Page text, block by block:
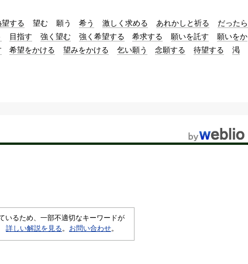
望する 望む 願う 希う 激しく求める あれかしと祈る
だったら
目指す 強く望む 強く希望する 希求する 願いを託す
願いをか
希望をかける 望みをかける 乞い願う 念願する 待望する
渇
いるため、一部不適切なキーワードが
詳しい解説を見る 。 お問い合わせ。